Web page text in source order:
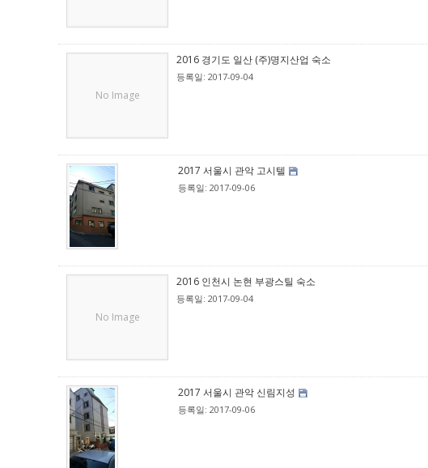
No Image
2016 경기도 일산 (주)명지산업 숙소
등록일: 2017-09-04
2017 서울시 관악 고시텔
등록일: 2017-09-06
No Image
2016 인천시 논현 부광스틸 숙소
등록일: 2017-09-04
2017 서울시 관악 신림지성
등록일: 2017-09-06